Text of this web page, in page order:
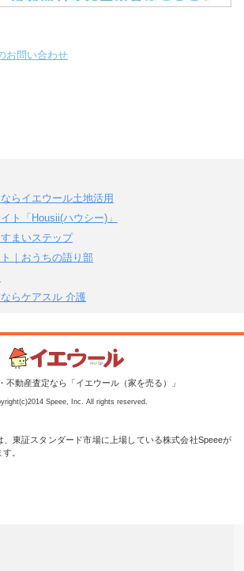
お問い合わせ
らイエウール土地活用
ト「Housii(ハウシー)」
まいステップ
｜おうちの語り部
らケアスル 介護
不動産査定なら「イエウール（家を売る）」
Speee, Inc. All rights reserved.
、東証スタンダード市場に上場している株式会社Speeeが
。